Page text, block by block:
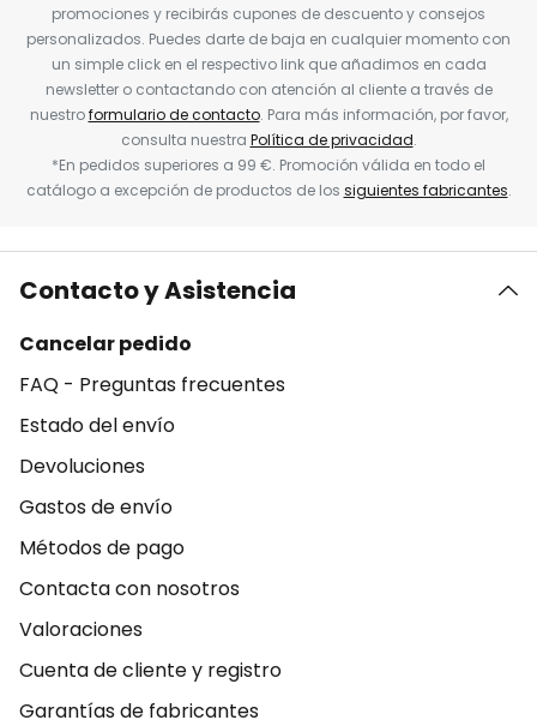
promociones y recibirás cupones de descuento y consejos
personalizados. Puedes darte de baja en cualquier momento con
un simple click en el respectivo link que añadimos en cada
newsletter o contactando con atención al cliente a través de
nuestroformulario de contacto. Para más información, por favor,
consulta nuestra Política de privacidad.
*En pedidos superiores a 99 €. Promoción válida en todo el
catálogo a excepción de productos de los siguientes fabricantes.
Contacto y Asistencia
Cancelar pedido
FAQ - Preguntas frecuentes
Estado del envío
Devoluciones
Gastos de envío
Métodos de pago
Contacta con nosotros
Valoraciones
Cuenta de cliente y registro
Garantías de fabricantes